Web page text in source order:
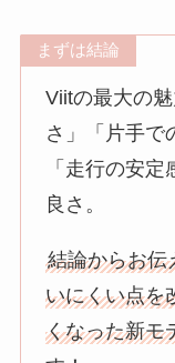
まずは結論
Viitの最大の
さ」「片手で
「走行の安
良さ。
結論からお伝
いにくい点を
くなった新モ